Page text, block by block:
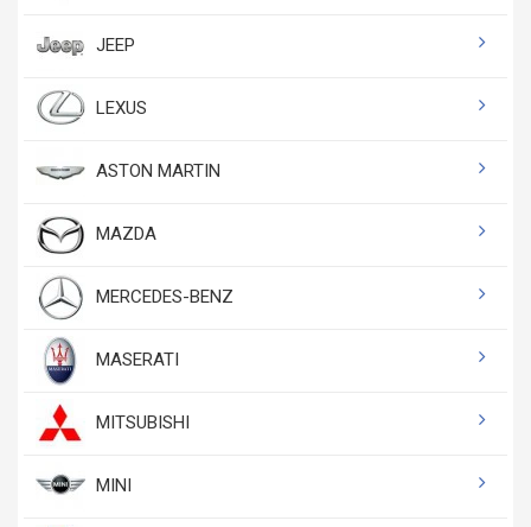
JEEP
LEXUS
ASTON MARTIN
MAZDA
MERCEDES-BENZ
MASERATI
MITSUBISHI
MINI